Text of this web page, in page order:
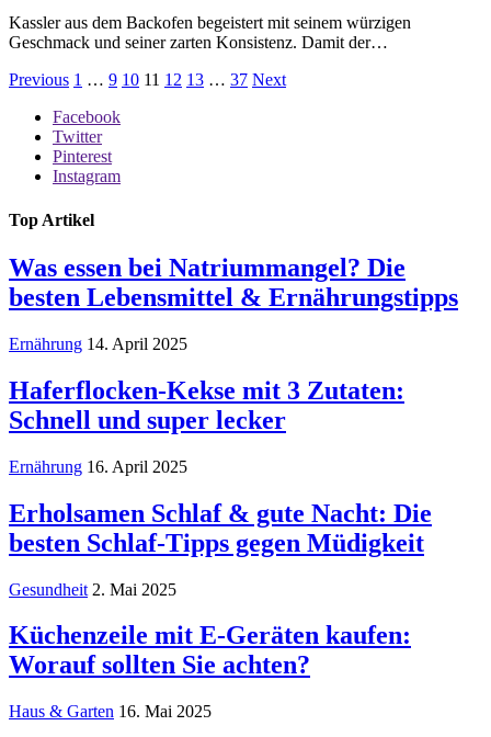
Kassler aus dem Backofen begeistert mit seinem würzigen
Geschmack und seiner zarten Konsistenz. Damit der…
Previous 1 … 9 10 11 12 13 … 37 Next
Facebook
Twitter
Pinterest
Instagram
Top Artikel
Was essen bei Natriummangel? Die
besten Lebensmittel & Ernährungstipps
Ernährung 14. April 2025
Haferflocken-Kekse mit 3 Zutaten:
Schnell und super lecker
Ernährung 16. April 2025
Erholsamen Schlaf & gute Nacht: Die
besten Schlaf-Tipps gegen Müdigkeit
Gesundheit 2. Mai 2025
Küchenzeile mit E-Geräten kaufen:
Worauf sollten Sie achten?
Haus & Garten 16. Mai 2025